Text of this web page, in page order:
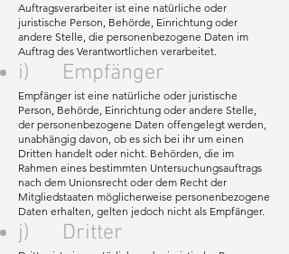
Auftragsverarbeiter ist eine natürliche oder
juristische Person, Behörde, Einrichtung oder
andere Stelle, die personenbezogene Daten im
Auftrag des Verantwortlichen verarbeitet.
i) Empfänger
Empfänger ist eine natürliche oder juristische
Person, Behörde, Einrichtung oder andere Stelle,
der personenbezogene Daten offengelegt werden,
unabhängig davon, ob es sich bei ihr um einen
Dritten handelt oder nicht. Behörden, die im
Rahmen eines bestimmten Untersuchungsauftrags
nach dem Unionsrecht oder dem Recht der
Mitgliedstaaten möglicherweise personenbezogene
Daten erhalten, gelten jedoch nicht als Empfänger.
j) Dritter